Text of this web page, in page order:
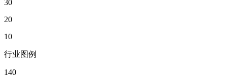
30
20
10
行业图例
140